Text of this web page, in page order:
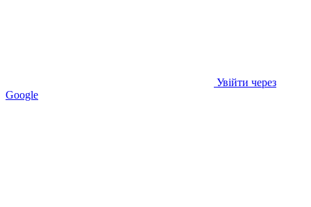
Увійти через
Google